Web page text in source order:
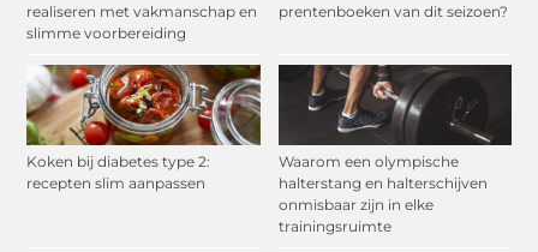
realiseren met vakmanschap en
slimme voorbereiding
prentenboeken van dit seizoen?
Koken bij diabetes type 2:
recepten slim aanpassen
Waarom een olympische
halterstang en halterschijven
onmisbaar zijn in elke
trainingsruimte